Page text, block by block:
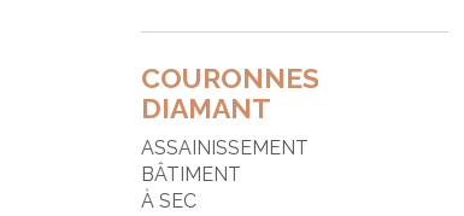
COURONNES
DIAMANT
ASSAINISSEMENT
BÂTIMENT
À SEC